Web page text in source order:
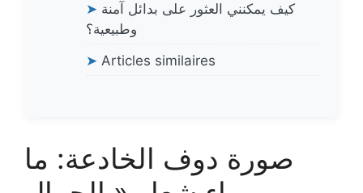
➤ كيف يمكنني العثور على بدائل آمنة
وطبيعية؟
➤ Articles similaires
صورة دوف الخادعة: ما